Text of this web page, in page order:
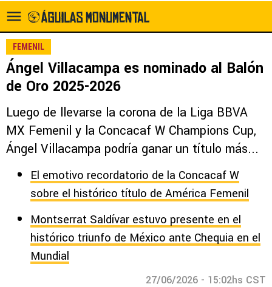
FEMENIL
Ángel Villacampa es nominado al Balón
de Oro 2025-2026
Luego de llevarse la corona de la Liga BBVA
MX Femenil y la Concacaf W Champions Cup,
Ángel Villacampa podría ganar un título más...
El emotivo recordatorio de la Concacaf W
sobre el histórico título de América Femenil
Montserrat Saldívar estuvo presente en el
histórico triunfo de México ante Chequia en el
Mundial
27/06/2026 - 15:02hs CST